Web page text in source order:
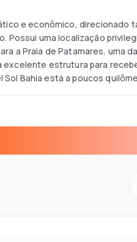
e econômico, direcionado
Possui uma localização
a Praia de Patamares, uma
excelente estrutura para
Bahia está a poucos